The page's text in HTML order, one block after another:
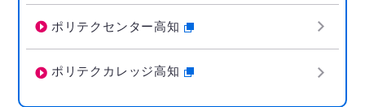
ポリテクセンター高知
ポリテクカレッジ高知